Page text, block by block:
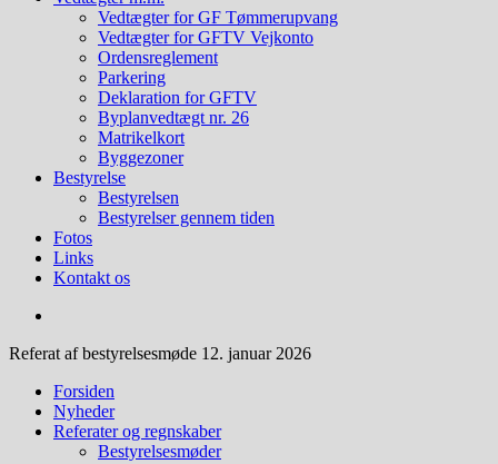
Vedtægter for GF Tømmerupvang
Vedtægter for GFTV Vejkonto
Ordensreglement
Parkering
Deklaration for GFTV
Byplanvedtægt nr. 26
Matrikelkort
Byggezoner
Bestyrelse
Bestyrelsen
Bestyrelser gennem tiden
Fotos
Links
Kontakt os
Referat af bestyrelsesmøde 12. januar 2026
Forsiden
Nyheder
Referater og regnskaber
Bestyrelsesmøder